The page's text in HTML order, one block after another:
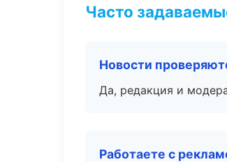
Часто
Новости
Да, редакция и
Работаете с